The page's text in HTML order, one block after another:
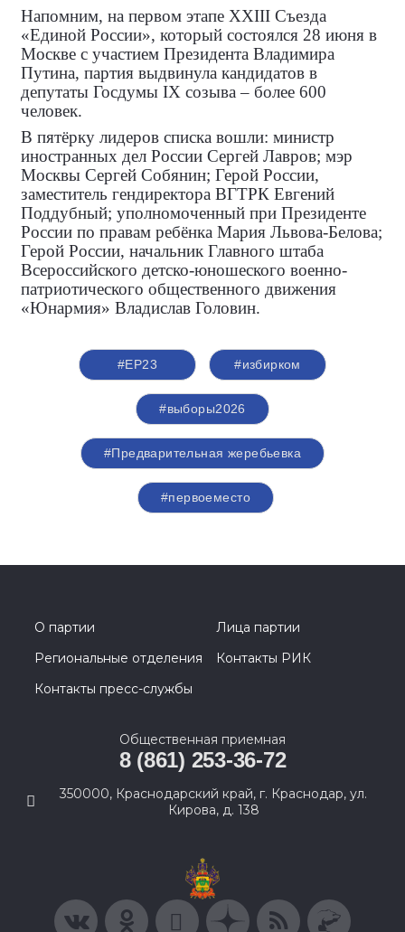
Напомним, на первом этапе XXIII Съезда
«Единой России», который состоялся 28 июня в
Москве с участием Президента Владимира
Путина, партия выдвинула кандидатов в
депутаты Госдумы IX созыва – более 600
человек.
В пятёрку лидеров списка вошли: министр
иностранных дел России Сергей Лавров; мэр
Москвы Сергей Собянин; Герой России,
заместитель гендиректора ВГТРК Евгений
Поддубный; уполномоченный при Президенте
России по правам ребёнка Мария Львова-Белова;
Герой России, начальник Главного штаба
Всероссийского детско-юношеского военно-
патриотического общественного движения
«Юнармия» Владислав Головин.
#ЕР23 #избирком
#выборы2026
#Предварительная жеребьевка
#первоеместо
О партии
Лица партии
Региональные отделения
Контакты РИК
Контакты пресс-службы
Общественная приемная
8 (861) 253-36-72
350000, Краснодарский край, г. Краснодар, ул.
Кирова, д. 138